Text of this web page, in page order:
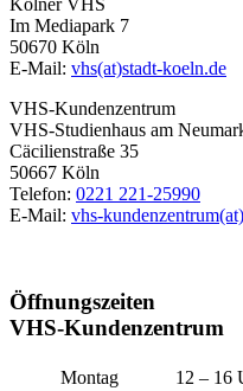
Kölner VHS
Im Mediapark 7
50670 Köln
E-Mail: vhs(at)stadt-koeln.de
VHS-Kundenzentrum
VHS-Studienhaus am
Cäcilienstraße 35
50667 Köln
Telefon: 0221 221-25990
E-Mail: vhs-
Öffnungszeiten
VHS-Kundenzentrum
Montag
12 – 16